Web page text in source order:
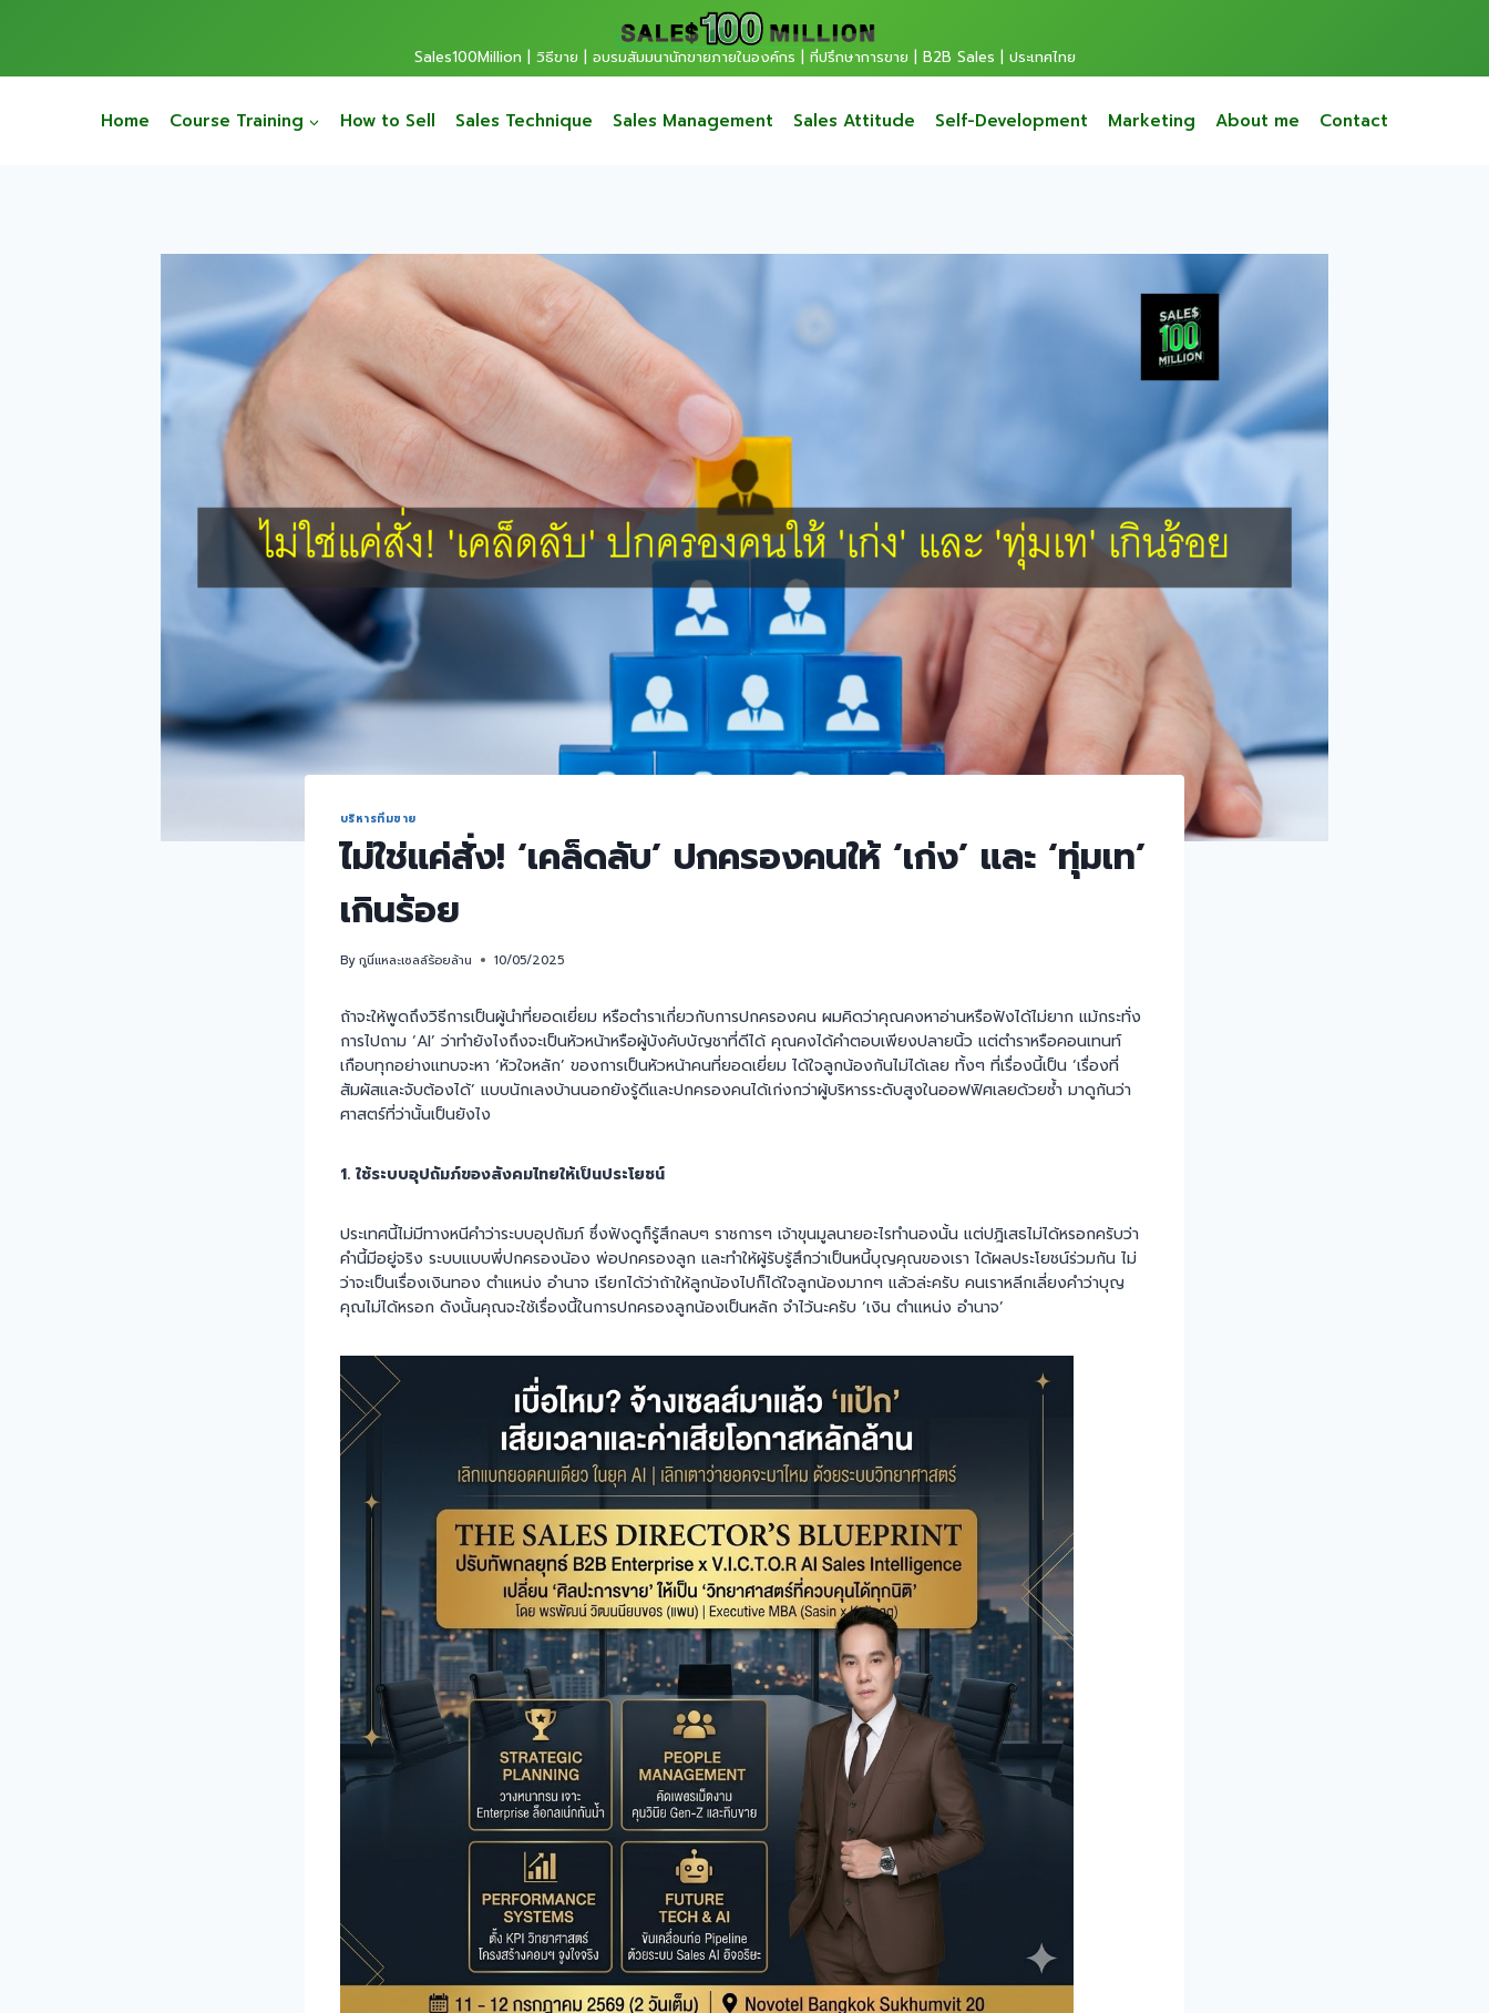
Sales100Million | วิธีขาย | อบรมสัมมนานักขายภายในองค์กร | ที่ปรึกษาการขาย | B2B Sales | ประเทศไทย
Home Course Training How to Sell Sales Technique Sales Management Sales Attitude Self-Development Marketing About me Contact
บริหารทีมขาย
ไม่ใช่แค่สั่ง! ‘เคล็ดลับ’ ปกครองคนให้ ‘เก่ง’ และ ‘ทุ่มเท’
เกินร้อย
Byกูนี่แหละเซลล์ร้อยล้าน 10/05/2025
ถ้าจะให้พูดถึงวิธีการเป็นผู้นำที่ยอดเยี่ยม หรือตำราเกี่ยวกับการปกครองคน ผมคิดว่าคุณคงหาอ่านหรือฟังได้ไม่ยาก แม้กระทั่ง
การไปถาม ‘AI’ ว่าทำยังไงถึงจะเป็นหัวหน้าหรือผู้บังคับบัญชาที่ดีได้ คุณคงได้คำตอบเพียงปลายนิ้ว แต่ตำราหรือคอนเทนท์
เกือบทุกอย่างแทบจะหา ‘หัวใจหลัก’ ของการเป็นหัวหน้าคนที่ยอดเยี่ยม ได้ใจลูกน้องกันไม่ได้เลย ทั้งๆ ที่เรื่องนี้เป็น ‘เรื่องที่
สัมผัสและจับต้องได้’ แบบนักเลงบ้านนอกยังรู้ดีและปกครองคนได้เก่งกว่าผู้บริหารระดับสูงในออฟฟิศเลยด้วยซ้ำ มาดูกันว่า
ศาสตร์ที่ว่านั้นเป็นยังไง
1. ใช้ระบบอุปถัมภ์ของสังคมไทยให้เป็นประโยชน์
ประเทศนี้ไม่มีทางหนีคำว่าระบบอุปถัมภ์ ซึ่งฟังดูก็รู้สึกลบๆ ราชการๆ เจ้าขุนมูลนายอะไรทำนองนั้น แต่ปฎิเสธไม่ได้หรอกครับว่า
คำนี้มีอยู่จริง ระบบแบบพี่ปกครองน้อง พ่อปกครองลูก และทำให้ผู้รับรู้สึกว่าเป็นหนี้บุญคุณของเรา ได้ผลประโยชน์ร่วมกัน ไม่
ว่าจะเป็นเรื่องเงินทอง ตำแหน่ง อำนาจ เรียกได้ว่าถ้าให้ลูกน้องไปก็ได้ใจลูกน้องมากๆ แล้วล่ะครับ คนเราหลีกเลี่ยงคำว่าบุญ
คุณไม่ได้หรอก ดังนั้นคุณจะใช้เรื่องนี้ในการปกครองลูกน้องเป็นหลัก จำไว้นะครับ ‘เงิน ตำแหน่ง อำนาจ’